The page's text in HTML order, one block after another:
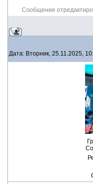
Сообщение
Дата: Вторник, 25.11.2025,